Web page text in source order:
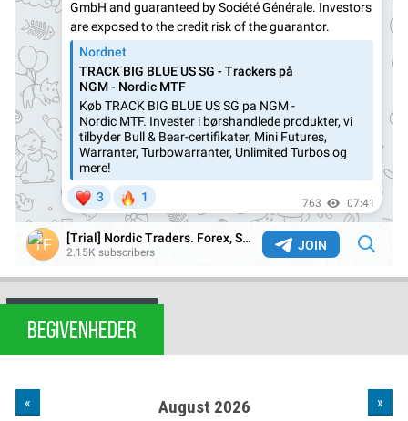
BEGIVENHEDER
« August 2026 »